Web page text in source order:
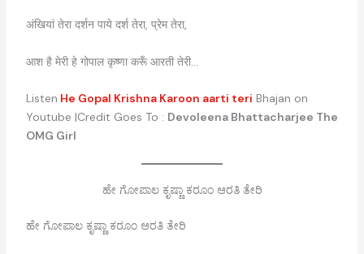
अंखियां तेरा दर्शन पाये दर्श तेरा, प्रेम तेरा,
आश है मेरी हे गोपाल कृष्णा करूँ आरती तेरी…
Listen He Gopal Krishna Karoon aarti teri Bhajan on
Youtube |Credit Goes To : Devoleena Bhattacharjee The
OMG Girl
ಹೇ ಗೋಪಾಲ ಕೃಷ್ಣಾ ಕರೂಂ ಆರತಿ ತೇರಿ
ಹೇ ಗೋಪಾಲ ಕೃಷ್ಣಾ ಕರೂಂ ಆರತಿ ತೇರಿ